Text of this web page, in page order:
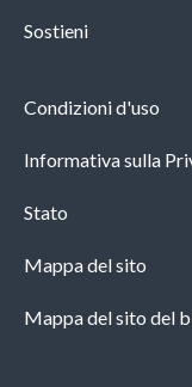
Sostieni
Condizioni d'uso
Informativa sulla
Stato
Mappa del sito
Mappa del sito del